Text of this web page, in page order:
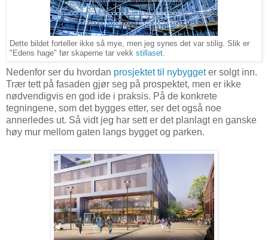
Dette bildet forteller ikke så mye, men jeg synes det var stilig. Slik er
"Edens hage" før skaperne tar vekk stillaset.
Nedenfor ser du hvordan prosjektet til nybyggeter solgt inn.
Trær tett på fasaden gjør seg på prospektet, men er ikke
nødvendigvis en god ide i praksis. På de konkrete
tegningene, som det bygges etter, ser det også noe
annerledes ut. Så vidt jeg har sett er det planlagt en ganske
høy mur mellom gaten langs bygget og parken.